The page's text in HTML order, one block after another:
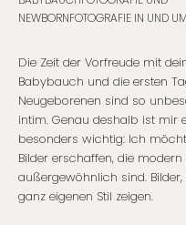
NEWBORNFOTOGRAFIE IN UND
Die Zeit der Vorfreude mit
Babybauch und die ersten
Neugeborenen sind so
intim. Genau deshalb ist mir
besonders wichtig: Ich
Bilder erschaffen, die modern
außergewöhnlich sind. Bilder,
ganz eigenen Stil zeigen.